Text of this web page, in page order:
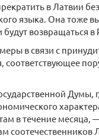
в Латвии
языка. Она тоже
возвращаться в
в связи с
соответствующее
Думы,
в течение месяца,